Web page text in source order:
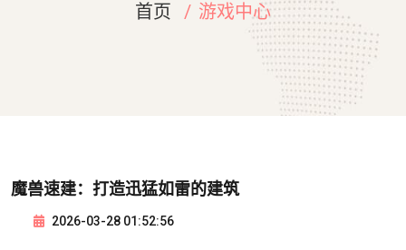
首页 游戏中心
魔兽速建：打造迅猛如雷的建筑
2026-03-28 01:52:56